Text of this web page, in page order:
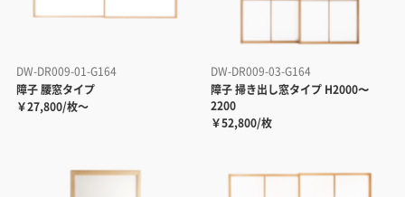
DW-DR009-01-G164
障子 腰窓タイプ
￥27,800/枚～
DW-DR009-03-G164
障子 掃き出し窓タイプ H2000〜
2200
￥52,800/枚